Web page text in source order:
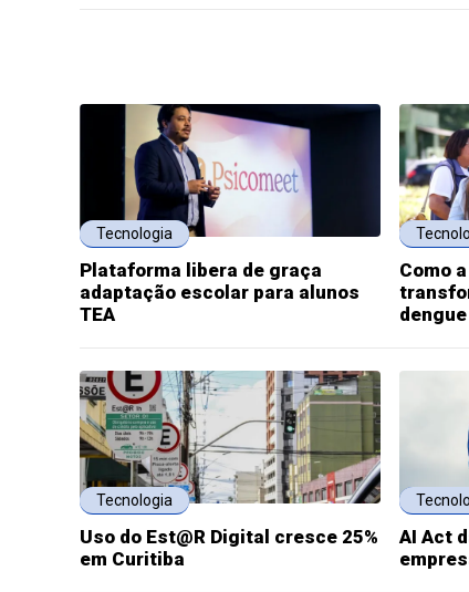
Tecnologia
Plataforma libera de graça
adaptação escolar para alunos
TEA
Como
dengue
Tecnologia
Uso do Est@R Digital cresce 25%
em Curitiba
AI Act